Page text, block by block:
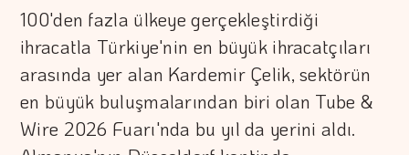
100'den fazla ülkeye gerçekleştirdiği
ihracatla Türkiye'nin en büyük ihracatçıları
arasında yer alan Kardemir Çelik, sektörün
en büyük buluşmalarından biri olan Tube &
Wire 2026 Fuarı'nda bu yıl da yerini aldı.